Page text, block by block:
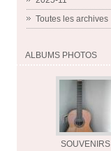
Toutes les archives
ALBUMS PHOTOS
SOUVENIRS